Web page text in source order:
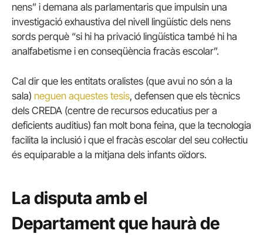
nens” i demana als parlamentaris que impulsin una
investigació exhaustiva del nivell lingüístic dels nens
sords perquè “si hi ha privació lingüística també hi ha
analfabetisme i en conseqüència fracàs escolar”.
Cal dir que les entitats oralistes (que avui no són a la
sala) neguen aquestes tesis, defensen que els tècnics
dels CREDA (centre de recursos educatius per a
deficients auditius) fan molt bona feina, que la tecnologia
facilita la inclusió i que el fracàs escolar del seu col·lectiu
és equiparable a la mitjana dels infants oïdors.
La disputa amb el
Departament que haurà de